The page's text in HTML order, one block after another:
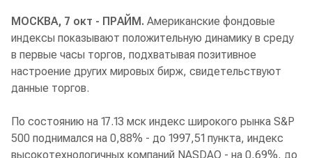
МОСКВА, 7 окт - ПРАЙМ. Американские фондовые
индексы показывают положительную динамику в среду
в первые часы торгов, подхватывая позитивное
настроение других мировых бирж, свидетельствуют
данные торгов.
По состоянию на 17.13 мск индекс широкого рынка S&P
500 поднимался на 0,88% - до 1997,51 пункта, индекс
высокотехнологичных компаний NASDAQ - на 0,69%, до